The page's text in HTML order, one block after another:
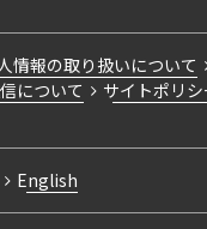
情報の取り扱いについて
について サイトポリシ
English